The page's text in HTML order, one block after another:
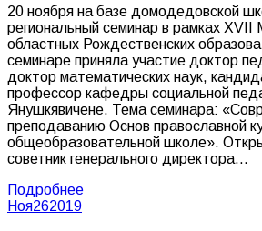
20 ноября на базе домодедовской
региональный семинар в рамках XVII
областных Рождественских
семинаре приняла участие доктор
доктор математических наук,
профессор кафедры социальной
Янушкявичене. Тема семинара:
преподаванию Основ православной
общеобразовательной школе».
советник генерального директора…
Подробнее
Ноя262019